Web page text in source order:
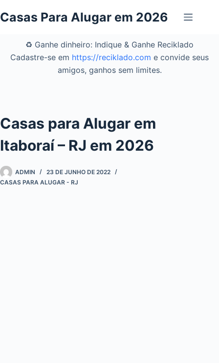
para
conteúdo
Casas Para Alugar em 2026
♻️ Ganhe dinheiro: Indique & Ganhe Reciklado
Cadastre-se em https://reciklado.com e convide seus
amigos, ganhos sem limites.
Casas para Alugar em
Itaboraí – RJ em 2026
ADMIN
23 DE JUNHO DE 2022
CASAS PARA ALUGAR - RJ